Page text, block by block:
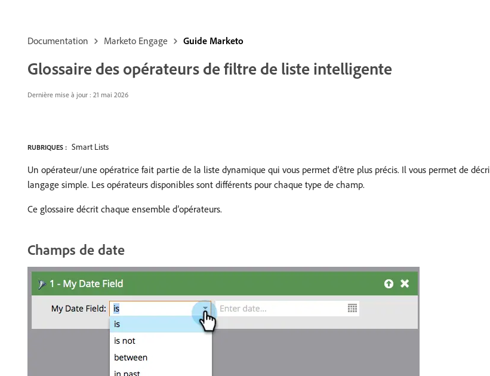
Documentation Marketo Engage Guide Marketo
Glossaire des opérateurs de filtre de liste intelligente
Dernière mise à jour : 21 mai 2026
RUBRIQUES : Smart Lists
Un opérateur/une opératrice fait partie de la liste dynamique qui vous permet d’être plus précis. Il vous permet de
langage simple. Les opérateurs disponibles sont différents pour chaque type de champ.
Ce glossaire décrit chaque ensemble d’opérateurs.
Champs de date